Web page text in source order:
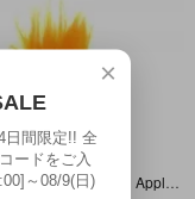
×
日間限定!! 全
ードをご入
～08/9(日)